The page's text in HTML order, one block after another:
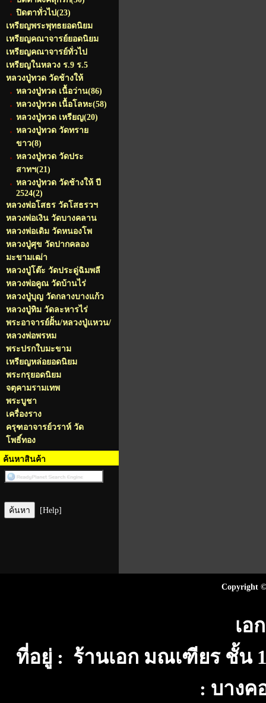
ปิดตาทั่วไป(23)
เหรียญพระพุทธยอดนิยม
เหรียญคณาจารย์ยอดนิยม
เหรียญคณาจารย์ทั่วไป
เหรียญในหลวง ร.9 ร.5
หลวงปู่ทวด วัดช้างให้
หลวงปู่ทวด เนื้อว่าน(86)
หลวงปู่ทวด เนื้อโลหะ(58)
หลวงปู่ทวด เหรียญ(20)
หลวงปู่ทวด วัดทราย
ขาว(8)
หลวงปู่ทวด วัดประ
สาทฯ(21)
หลวงปู่ทวด วัดช้างให้ ปี
2524(2)
หลวงพ่อโสธร วัดโสธรวฯ
หลวงพ่อเงิน วัดบางคลาน
หลวงพ่อเดิม วัดหนองโพ
หลวงปู่ศุข วัดปากคลอง
มะขามเฒ่า
หลวงปู่โต๊ะ วัดประดู่ฉิมพลี
หลวงพ่อคูณ วัดบ้านไร่
หลวงปู่บุญ วัดกลางบางแก้ว
หลวงปู่ทิม วัดละหารไร่
พระอาจารย์ฝั้น/หลวงปู่แหวน/
หลวงพ่อพรหม
พระปรกใบมะขาม
เหรียญหล่อยอดนิยม
พระกรุยอดนิยม
จตุคามรามเทพ
พระบูชา
เครื่องราง
ครุฑอาจารย์วราห์ วัด
โพธิ์ทอง
ค้นหาสินค้า
[Help]
Copyright ©
เอ
ที่อยู่ : ร้านเอก มณเฑียร ชั้น
: บางค